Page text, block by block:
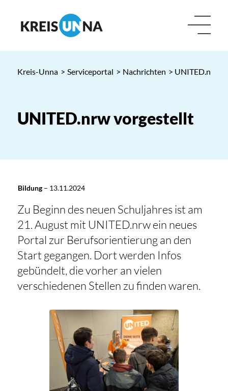
Kreis-Unna > Serviceportal > Nachrichten > UNITED.nrw
UNITED.nrw vorgestellt
Bildung– 13.11.2024
Zu Beginn des neuen Schuljahres ist am
21. August mit UNITED.nrw ein neues
Portal zur Berufsorientierung an den
Start gegangen. Dort werden Infos
gebündelt, die vorher an vielen
verschiedenen Stellen zu finden waren.